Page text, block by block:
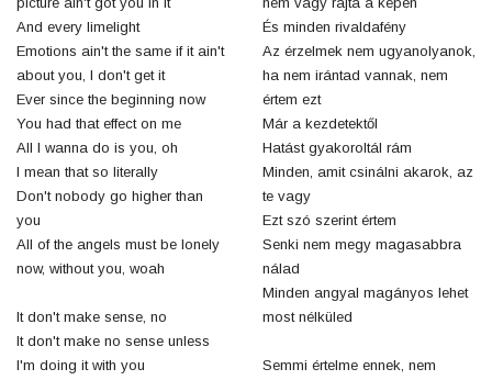
And every limelight
Emotions ain't the same if it ain't
about you, I don't get it
Ever since the beginning now
You had that effect on me
All I wanna do is you, oh
I mean that so literally
Don't nobody go higher than
you
All of the angels must be lonely
now, without you, woah
It don't make sense, no
It don't make no sense unless
I'm doing it with you
És minden rivaldafény
Az érzelmek nem ugyanolyanok,
ha nem irántad vannak, nem
értem ezt
Már a kezdetektől
Hatást gyakoroltál rám
Minden, amit csinálni akarok, az
te vagy
Ezt szó szerint értem
Senki nem megy magasabbra
nálad
Minden angyal magányos lehet
most nélküled
Semmi értelme ennek, nem